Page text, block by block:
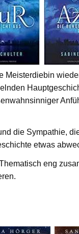
Meisterdiebin
die Sympathie,
etwas
eng